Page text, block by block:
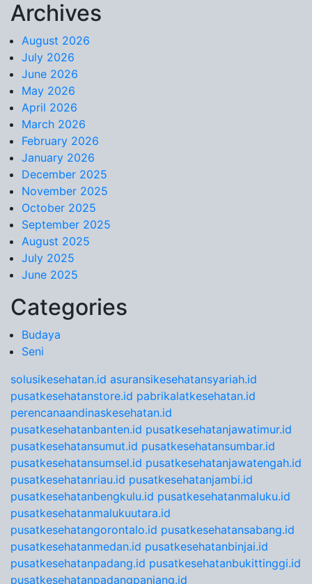
Skip to content
Archives
August 2026
July 2026
June 2026
May 2026
April 2026
March 2026
February 2026
January 2026
December 2025
November 2025
October 2025
September 2025
August 2025
July 2025
June 2025
Categories
Budaya
Seni
solusikesehatan.id asuransikesehatansyariah.id
pusatkesehatanstore.id pabrikalatkesehatan.id
perencanaandinaskesehatan.id
pusatkesehatanbanten.id pusatkesehatanjawatimur.id
pusatkesehatansumut.id pusatkesehatansumbar.id
pusatkesehatansumsel.id pusatkesehatanjawatengah.id
pusatkesehatanriau.id pusatkesehatanjambi.id
pusatkesehatanbengkulu.id pusatkesehatanmaluku.id
pusatkesehatanmalukuutara.id
pusatkesehatangorontalo.id pusatkesehatansabang.id
pusatkesehatanmedan.id pusatkesehatanbinjai.id
pusatkesehatanpadang.id pusatkesehatanbukittinggi.id
pusatkesehatanpadangpanjang.id